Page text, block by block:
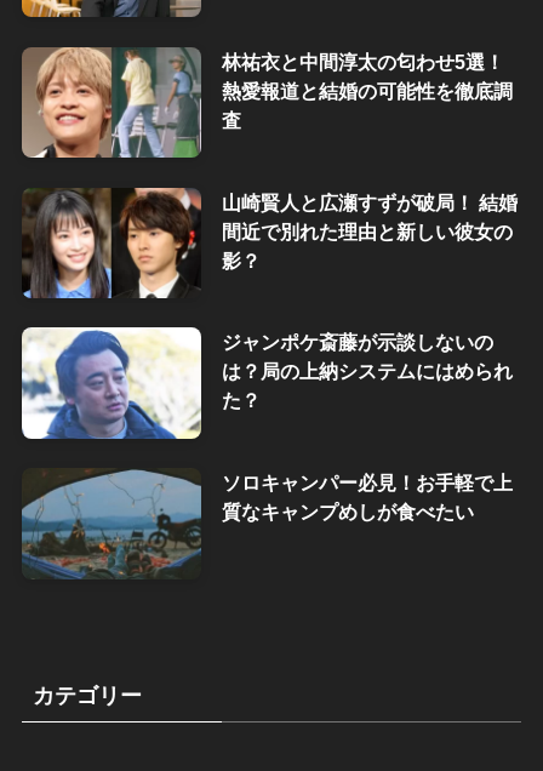
林祐衣と中間淳太の匂わせ5選！
熱愛報道と結婚の可能性を徹底調
査
山崎賢人と広瀬すずが破局！ 結婚
間近で別れた理由と新しい彼女の
影？
ジャンポケ斎藤が示談しないの
は？局の上納システムにはめられ
た？
ソロキャンパー必見！お手軽で上
質なキャンプめしが食べたい
カテゴリー